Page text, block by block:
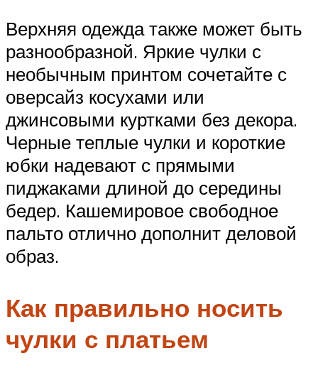
Верхняя одежда также может быть
разнообразной. Яркие чулки с
необычным принтом сочетайте с
оверсайз косухами или
джинсовыми куртками без декора.
Черные теплые чулки и короткие
юбки надевают с прямыми
пиджаками длиной до середины
бедер. Кашемировое свободное
пальто отлично дополнит деловой
образ.
Как правильно носить
чулки с платьем